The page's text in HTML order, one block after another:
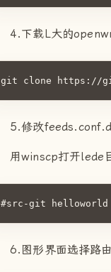
4.下载L大的
git clone https://
5.修改
用winscp打开lede
#src-git helloworld
6.图形界面选择路